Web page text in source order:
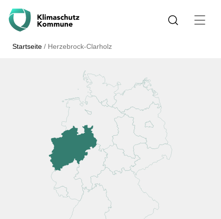
Startseite / Herzebrock-Clarholz